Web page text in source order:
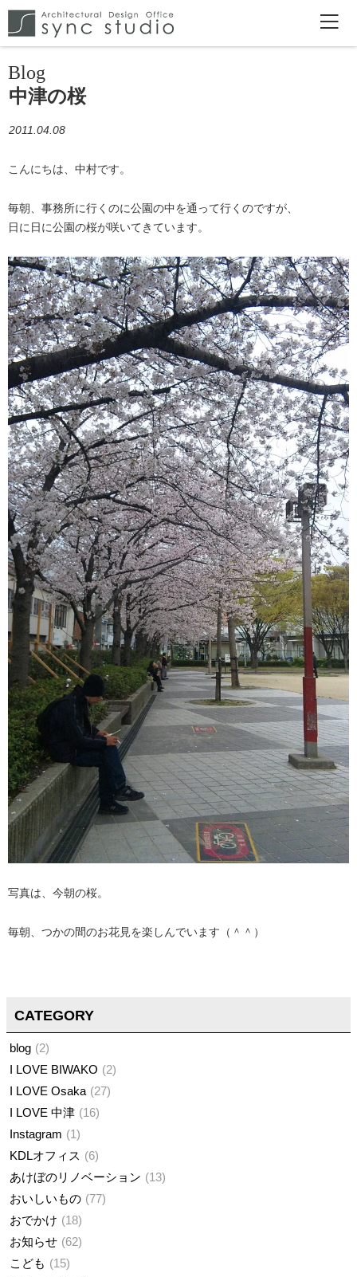
Blog
中津の桜
2011.04.08
こんにちは、中村です。
毎朝、事務所に行くのに公園の中を通って行くのですが、
日に日に公園の桜が咲いてきています。
写真は、今朝の桜。
毎朝、つかの間のお花見を楽しんでいます（＾＾）
CATEGORY
blog
2
I LOVE BIWAKO
2
I LOVE Osaka
27
I LOVE 中津
16
Instagram
1
KDLオフィス
6
あけぼのリノベーション
13
おいしいもの 77
おでかけ
18
お知らせ
62
こども
15